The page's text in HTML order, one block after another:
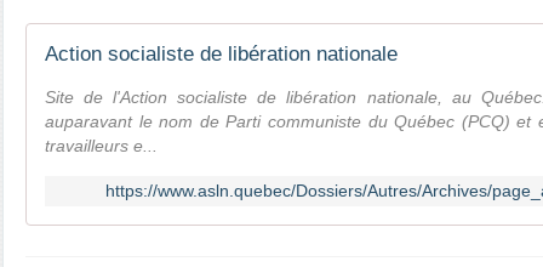
Action socialiste de libération nationale
Site de l'Action socialiste de libération nationale, au
auparavant le nom de Parti communiste du Québec (PCQ) et
travailleurs e...
https://www.asln.quebec/Dossiers/Autres/Archives/